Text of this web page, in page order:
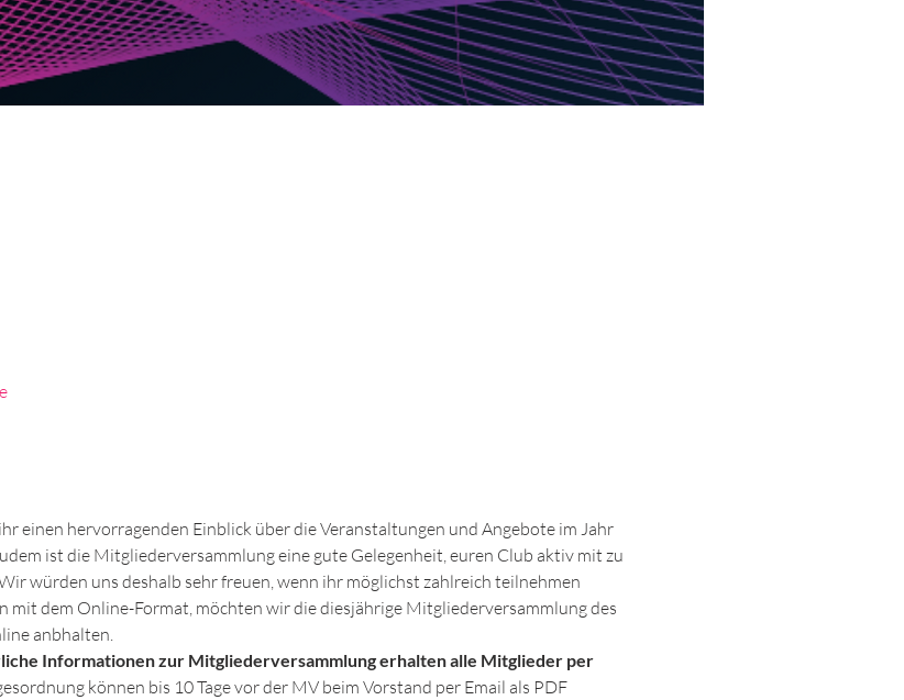
einen hervorragenden Einblick über die Veranstaltungen und Angebote im Jahr
ist die Mitgliederversammlung eine gute Gelegenheit, euren Club aktiv mit zu
würden uns deshalb sehr freuen, wenn ihr möglichst zahlreich teilnehmen
mit dem Online-Format, möchten wir die diesjährige Mitgliederversammlung des
anbhalten.
Informationen zur Mitgliederversammlung erhalten alle Mitglieder per
können bis 10 Tage vor der MV beim Vorstand per Email als PDF